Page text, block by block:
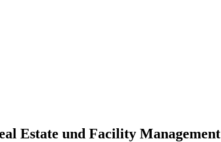
Estate und Facility Management